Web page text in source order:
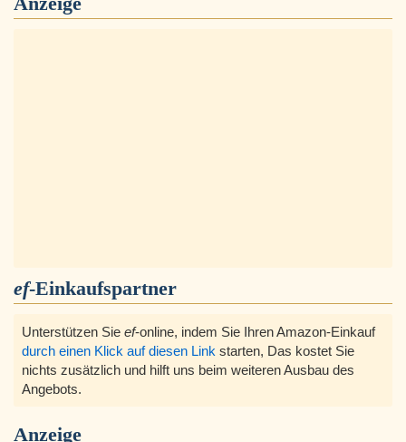
ef-Einkaufspartner
Unterstützen Sie ef-online, indem Sie Ihren Amazon-Einkauf
durch einen Klick auf diesen Link starten, Das kostet Sie
nichts zusätzlich und hilft uns beim weiteren Ausbau des
Angebots.
Anzeige